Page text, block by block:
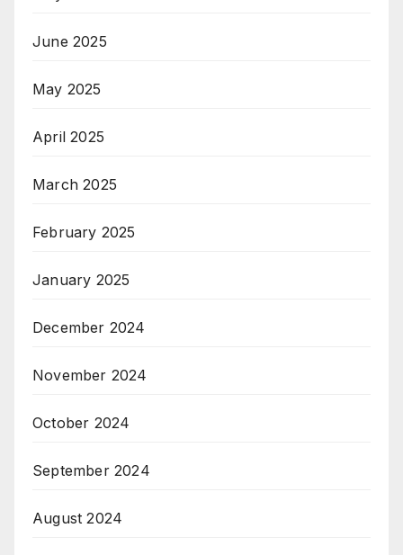
June 2025
May 2025
April 2025
March 2025
February 2025
January 2025
December 2024
November 2024
October 2024
September 2024
August 2024